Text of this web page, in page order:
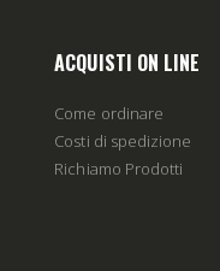
ACQUISTI ON LINE
Come ordinare
Costi di spedizione
Richiamo Prodotti